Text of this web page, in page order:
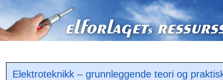
Elektroteknikk – grunnleggende teori og